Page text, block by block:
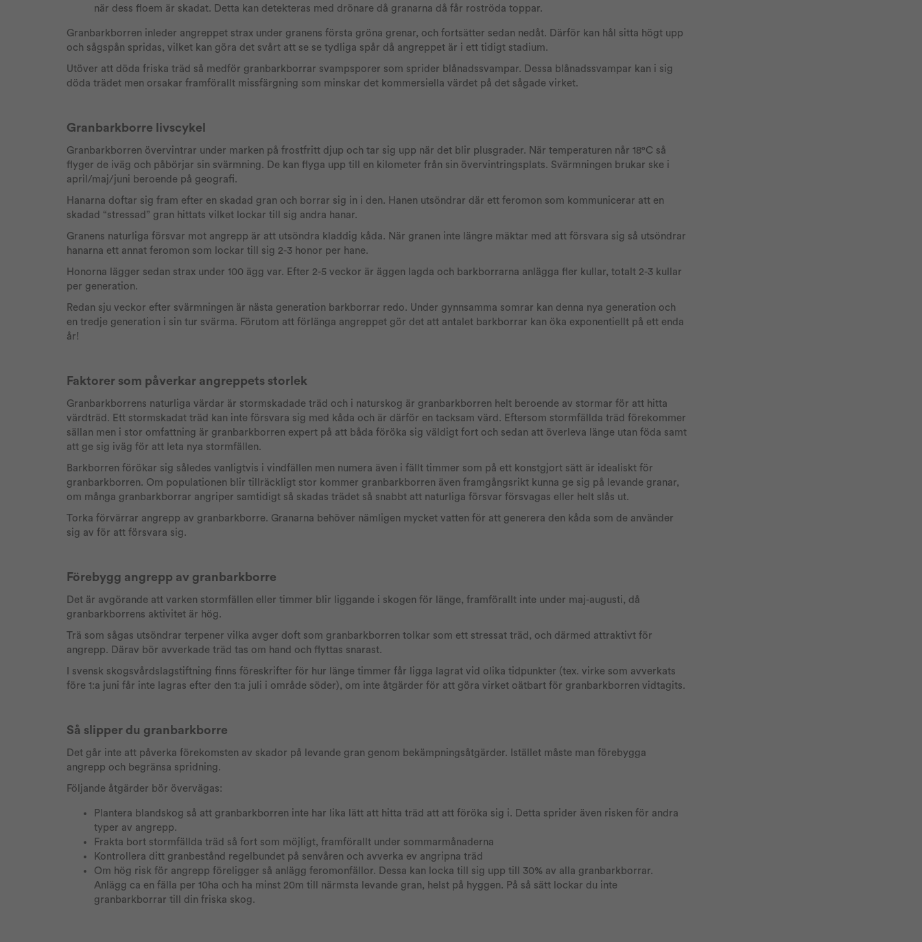
när dess floem är skadat. Detta kan detekteras med drönare då granarna då får roströda toppar.
Granbarkborren inleder angreppet strax under granens första gröna grenar, och fortsätter sedan nedåt. Därför kan hål sitta högt upp
och sågspån spridas, vilket kan göra det svårt att se se tydliga spår då angreppet är i ett tidigt stadium.
Utöver att döda friska träd så medför granbarkborrar svampsporer som sprider blånadssvampar. Dessa blånadssvampar kan i sig
döda trädet men orsakar framförallt missfärgning som minskar det kommersiella värdet på det sågade virket.
Granbarkborre livscykel
Granbarkborren övervintrar under marken på frostfritt djup och tar sig upp när det blir plusgrader. När temperaturen når 18°C så
flyger de iväg och påbörjar sin svärmning. De kan flyga upp till en kilometer från sin övervintringsplats. Svärmningen brukar ske i
april/maj/juni beroende på geografi.
Hanarna doftar sig fram efter en skadad gran och borrar sig in i den. Hanen utsöndrar där ett feromon som kommunicerar att en
skadad “stressad” gran hittats vilket lockar till sig andra hanar.
Granens naturliga försvar mot angrepp är att utsöndra kladdig kåda. När granen inte längre mäktar med att försvara sig så utsöndrar
hanarna ett annat feromon som lockar till sig 2-3 honor per hane.
Honorna lägger sedan strax under 100 ägg var. Efter 2-5 veckor är äggen lagda och barkborrarna anlägga fler kullar, totalt 2-3 kullar
per generation.
Redan sju veckor efter svärmningen är nästa generation barkborrar redo. Under gynnsamma somrar kan denna nya generation och
en tredje generation i sin tur svärma. Förutom att förlänga angreppet gör det att antalet barkborrar kan öka exponentiellt på ett enda
år!
Faktorer som påverkar angreppets storlek
Granbarkborrens naturliga värdar är stormskadade träd och i naturskog är granbarkborren helt beroende av stormar för att hitta
värdträd. Ett stormskadat träd kan inte försvara sig med kåda och är därför en tacksam värd. Eftersom stormfällda träd förekommer
sällan men i stor omfattning är granbarkborren expert på att båda föröka sig väldigt fort och sedan att överleva länge utan föda samt
att ge sig iväg för att leta nya stormfällen.
Barkborren förökar sig således vanligtvis i vindfällen men numera även i fällt timmer som på ett konstgjort sätt är idealiskt för
granbarkborren. Om populationen blir tillräckligt stor kommer granbarkborren även framgångsrikt kunna ge sig på levande granar,
om många granbarkborrar angriper samtidigt så skadas trädet så snabbt att naturliga försvar försvagas eller helt slås ut.
Torka förvärrar angrepp av granbarkborre. Granarna behöver nämligen mycket vatten för att generera den kåda som de använder
sig av för att försvara sig.
Förebygg angrepp av granbarkborre
Det är avgörande att varken stormfällen eller timmer blir liggande i skogen för länge, framförallt inte under maj-augusti, då
granbarkborrens aktivitet är hög.
Trä som sågas utsöndrar terpener vilka avger doft som granbarkborren tolkar som ett stressat träd, och därmed attraktivt för
angrepp. Därav bör avverkade träd tas om hand och flyttas snarast.
I svensk skogsvårdslagstiftning finns föreskrifter för hur länge timmer får ligga lagrat vid olika tidpunkter (tex. virke som avverkats
före 1:a juni får inte lagras efter den 1:a juli i område söder), om inte åtgärder för att göra virket oätbart för granbarkborren vidtagits.
Så slipper du granbarkborre
Det går inte att påverka förekomsten av skador på levande gran genom bekämpningsåtgärder. Istället måste man förebygga
angrepp och begränsa spridning.
Följande åtgärder bör övervägas:
Plantera blandskog så att granbarkborren inte har lika lätt att hitta träd att att föröka sig i. Detta sprider även risken för andra
typer av angrepp.
Frakta bort stormfällda träd så fort som möjligt, framförallt under sommarmånaderna
Kontrollera ditt granbestånd regelbundet på senvåren och avverka ev angripna träd
Om hög risk för angrepp föreligger så anlägg feromonfällor. Dessa kan locka till sig upp till 30% av alla granbarkborrar.
Anlägg ca en fälla per 10ha och ha minst 20m till närmsta levande gran, helst på hyggen. På så sätt lockar du inte
granbarkborrar till din friska skog.